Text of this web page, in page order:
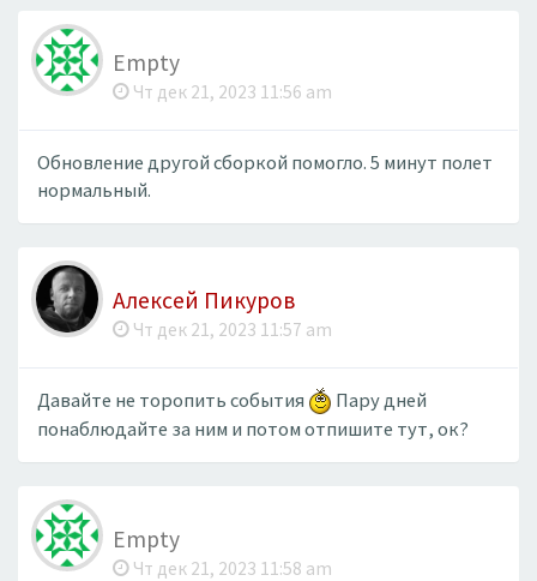
Empty
Чт дек 21, 2023 11:56 am
Обновление другой сборкой помогло. 5 минут полет
нормальный.
Алексей Пикуров
Чт дек 21, 2023 11:57 am
Давайте не торопить события
Пару дней
понаблюдайте за ним и потом отпишите тут, ок?
Empty
Чт дек 21, 2023 11:58 am